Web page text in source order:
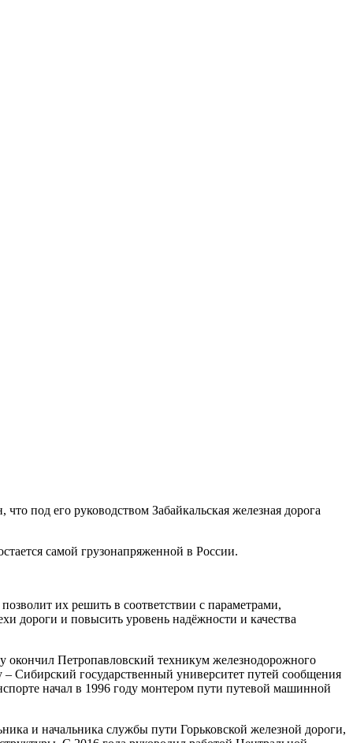
под его руководством Забайкальская железная дорога
самой грузонапряженной в России.
их решить в соответствии с параметрами,
дороги и повысить уровень надёжности и качества
окончил Петропавловский техникум железнодорожного
Сибирский государственный университет путей сообщения
начал в 1996 году монтером пути путевой машинной
и начальника службы пути Горьковской железной дороги,